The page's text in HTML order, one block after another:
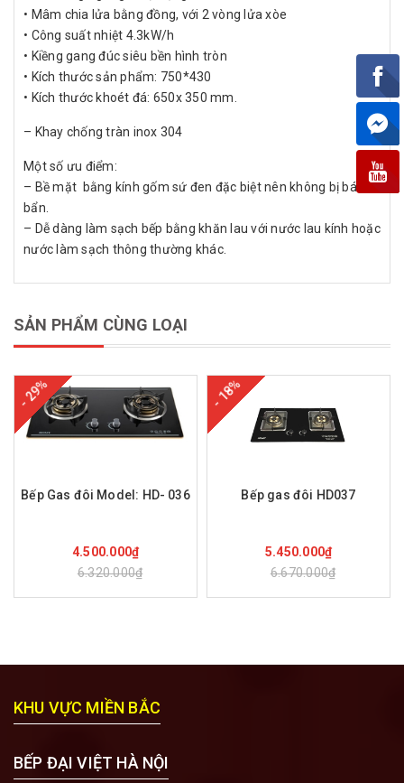
• Mâm chia lửa bằng đồng, với 2 vòng lửa xòe
• Công suất nhiệt 4.3kW/h
• Kiềng gang đúc siêu bền hình tròn
• Kích thước sản phẩm: 750*430
• Kích thước khoét đá: 650x 350 mm.
– Khay chống tràn inox 304
Một số ưu điểm:
– Bề mặt bằng kính gốm sứ đen đặc biệt nên không bị bám
bẩn.
– Dễ dàng làm sạch bếp bằng khăn lau với nước lau kính hoặc
nước làm sạch thông thường khác.
SẢN PHẨM CÙNG LOẠI
- 29%
Bếp Gas đôi Model: HD- 036
4.500.000₫
6.320.000₫
- 18%
Bếp gas đôi HD037
5.450.000₫
6.670.000₫
KHU VỰC MIỀN BẮC
BẾP ĐẠI VIỆT HÀ NỘI